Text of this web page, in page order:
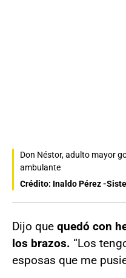
Don Néstor, adulto mayor
ambulante
Crédito: Inaldo Pérez -
Dijo que quedó con
los brazos. “Los
esposas que me